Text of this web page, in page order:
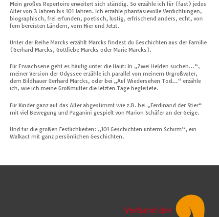
Mein großes Repertoire erweitert sich ständig. So erzähle ich für (fast) jedes
Alter von 3 Jahren bis 101 Jahren. Ich erzähle phantasievolle Verdichtungen,
biographisch, frei erfunden, poetisch, lustig, erfrischend anders, echt, von
fern bereisten Ländern, vom Hier und Jetzt.
Unter der Reihe Marcks erzählt Marcks findest du Geschichten aus der Familie
(Gerhard Marcks, Gottliebe Marcks oder Marie Marcks).
Für Erwachsene geht es häufig unter die Haut: In „Zwei Helden suchen…“,
meiner Version der Odyssee erzähle ich parallel von meinem Urgroßvater,
dem Bildhauer Gerhard Marcks, oder bei „Auf Wiedersehen Tod…“ erzähle
ich, wie ich meine Großmutter die letzten Tage begleitete.
Für Kinder ganz auf das Alter abgestimmt wie z.B. bei „Ferdinand der Stier“
mit viel Bewegung und Paganini gespielt von Marion Schäfer an der Geige.
Und für die großen Festlichkeiten: „101 Geschichten unterm Schirm“, ein
Walkact mit ganz persönlichen Geschichten.